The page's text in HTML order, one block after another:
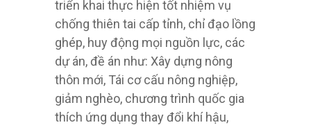
triển khai thực hiện tốt nhiệm vụ
chống thiên tai cấp tỉnh, chỉ đạo lồng
ghép, huy động mọi nguồn lực, các
dự án, đề án như: Xây dựng nông
thôn mới, Tái cơ cấu nông nghiệp,
giảm nghèo, chương trình quốc gia
thích ứng dụng thay đổi khí hậu,